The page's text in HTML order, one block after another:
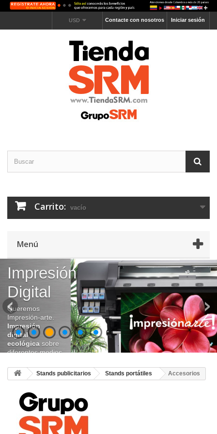
Iniciar sesión
Contacte con nosotros
USD
Carrito: vacío
Menú
Impresión
Digital
Queremos
Impresión-arte.
Impresión
digital
ecológica sobre
diferentes medios
vinilo adhesivo,
tela, canvas, floor
fotográfico,
papeles mates,
satinados y
brillantes, etc.
Stands publicitarios Stands portátiles Accesorios